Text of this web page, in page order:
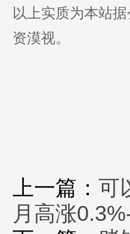
以上实质为本站
资漠视。
上一篇： 可
月高涨